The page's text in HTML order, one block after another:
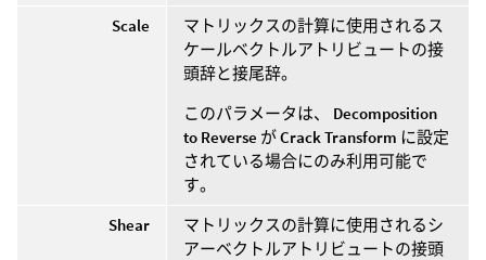
Scale
マトリックスの計算に使用されるス
ケールベクトルアトリビュートの接
頭辞と接尾辞。
このパラメータは、 Decomposition
to Reverse がCrack Transform に設定
されている場合にのみ利用可能で
す。
Shear
マトリックスの計算に使用されるシ
アーベクトルアトリビュートの接頭